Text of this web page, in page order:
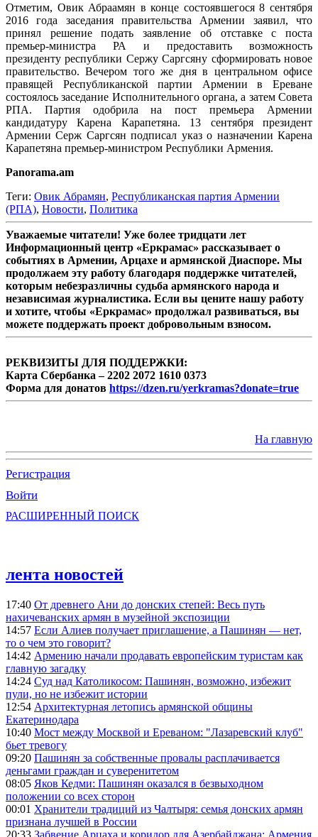
Отметим, Овик Абраамян в конце состоявшегося 8 сентября
2016 года заседания правительства Армении заявил, что
принял решение подать заявление об отставке с поста
премьер-министра РА и предоставить возможность
президенту республики Сержу Саргсяну сформировать новое
правительство. Вечером того же дня в центральном офисе
правящей Республиканской партии Армении в Ереване
состоялось заседание Исполнительного органа, а затем Совета
РПА. Партия одобрила на пост премьера Армении
кандидатуру Карена Карапетяна. 13 сентября президент
Армении Серж Саргсян подписал указ о назначении Карена
Карапетяна премьер-министром Республики Армения.
Panorama.am
Теги: Овик Абрамян, Республиканская партия Армении
(РПА), Новости, Политика
Уважаемые читатели! Уже более тридцати лет
Информационный центр «Еркрамас» рассказывает о
событиях в Армении, Арцахе и армянской Диаспоре. Мы
продолжаем эту работу благодаря поддержке читателей,
которым небезразличны судьба армянского народа и
независимая журналистика. Если вы цените нашу работу
и хотите, чтобы «Еркрамас» продолжал развиваться, вы
можете поддержать проект добровольным взносом.
РЕКВИЗИТЫ ДЛЯ ПОДДЕРЖКИ:
Карта Сбербанка – 2202 2072 1610 0373
Форма для донатов https://dzen.ru/yerkramas?donate=true
На главную
Регистрация
Войти
РАСШИРЕННЫЙ ПОИСК
лента новостей
17:40 От древнего Ани до донских степей: Весь путь
нахичеванских армян в музейной экспозиции
14:57 Если Алиев получает приглашение, а Пашинян — нет,
то о чем это говорит?
14:42 Армению начали продавать европейским туристам как
главную загадку
14:24 Суд над Католикосом: Пашинян, возможно, избежит
пули, но не избежит истории
12:54 Архитектурная летопись армянской общины
Екатеринодара
10:40 Мост между Москвой и Ереваном: "Лазаревский клуб"
бьет тревогу
09:20 Пашинян за собственные провалы расплачивается
деньгами граждан и суверенитетом
08:05 Яков Кедми: Пашинян оказался в безвыходном
положении со всех сторон
00:01 Хранители традиций из Чалтыря: семья донских армян
признана лучшей в России
20:33 Забвение Арцаха и коридор для Азербайджана: Армения